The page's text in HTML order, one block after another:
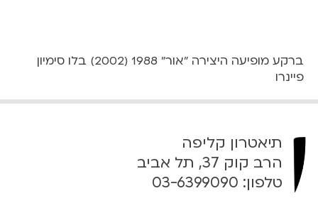
ברקע מופיעה היצירה "אור" 1988 (2002) בלו סימיון
פיינרו
תיאטרון קליפה
הרב קוק 37, תל אביב
טלפון: 03-6399090